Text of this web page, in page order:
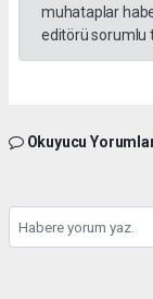
muhataplar
editörü sorumlu
Okuyucu